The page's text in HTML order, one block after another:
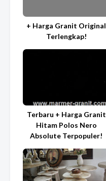
+ Harga Granit Original
Terlengkap!
Terbaru + Harga Granit
Hitam Polos Nero
Absolute Terpopuler!